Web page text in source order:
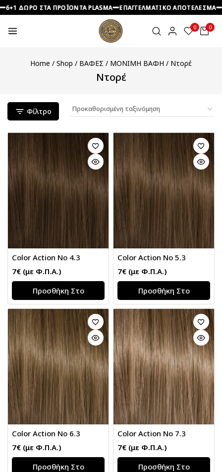
ΔΩΡΟ ΣΤΑ ΠΡΟΪΟΝΤΑ PLASMA ΕΠΑΓΓΕΛΜΑΤΙΚΟ ΑΠΟΤΕΛΕΣΜΑ
ΔΩΡΟ ΣΤΑ ΠΡΟΪΟΝΤΑ PLASMA ΕΠΑΓΓΕΛΜΑΤΙΚΟ ΑΠΟΤΕΛΕΣΜΑ
ΔΩΡΟ ΣΤΑ ΠΡΟΪΟΝΤΑ PLASMA ΕΠΑΓΓΕΛΜΑΤΙΚΟ ΑΠΟΤΕΛΕΣΜΑ
0 0
Home / Shop / ΒΑΦΕΣ / ΜΟΝΙΜΗ ΒΑΦΗ / Ντορέ
Ντορέ
Φίλτρο
Color Action No 4.3
7€ (με Φ.Π.Α.)
Προσθήκη Στο
Καλάθι
Color Action No 5.3
7€ (με Φ.Π.Α.)
Προσθήκη Στο
Καλάθι
Color Action No 6.3
7€ (με Φ.Π.Α.)
Προσθήκη Στο
Color Action No 7.3
7€ (με Φ.Π.Α.)
Προσθήκη Στο